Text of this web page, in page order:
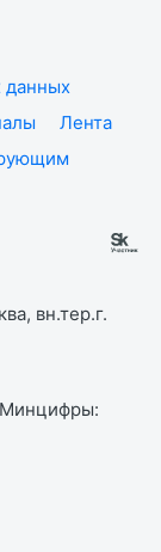
данных
Лента
вн.тер.г.
Минцифры: